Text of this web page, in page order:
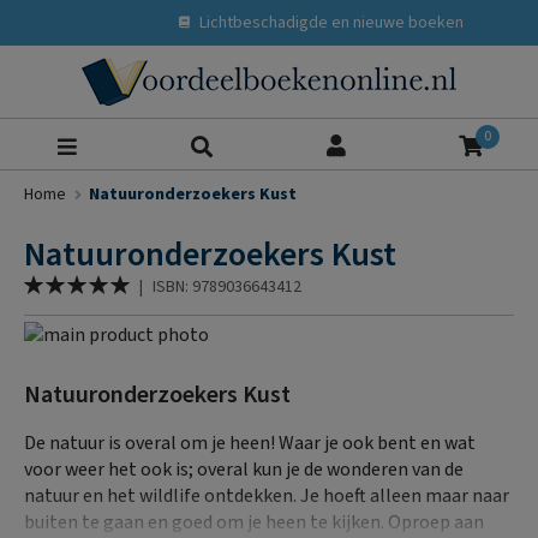
Lichtbeschadigde en nieuwe boeken
0
Home Natuuronderzoekers Kust
Natuuronderzoekers Kust
Waardering:
% of
| ISBN: 9789036643412
Ga
het
van
de
afbeeldingen-
gallerij
naar
begin
van
de
afbeeldingen-
Natuuronderzoekers Kust
De natuur is overal om je heen! Waar je ook bent en wat
voor weer het ook is; overal kun je de wonderen van de
natuur en het wildlife ontdekken. Je hoeft alleen maar naar
buiten te gaan en goed om je heen te kijken. Oproep aan